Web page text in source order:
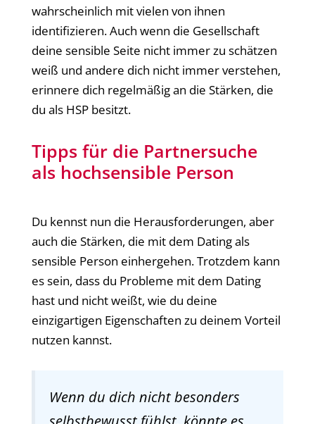
wahrscheinlich mit vielen von ihnen
identifizieren. Auch wenn die Gesellschaft
deine sensible Seite nicht immer zu schätzen
weiß und andere dich nicht immer verstehen,
erinnere dich regelmäßig an die Stärken, die
du als HSP besitzt.
Tipps für die Partnersuche
als hochsensible Person
Du kennst nun die Herausforderungen, aber
auch die Stärken, die mit dem Dating als
sensible Person einhergehen. Trotzdem kann
es sein, dass du Probleme mit dem Dating
hast und nicht weißt, wie du deine
einzigartigen Eigenschaften zu deinem Vorteil
nutzen kannst.
Wenn du dich nicht besonders